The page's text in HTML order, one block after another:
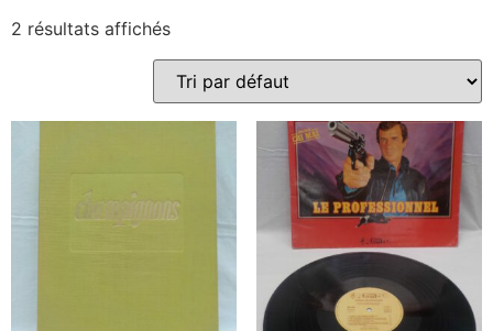
2 résultats affichés